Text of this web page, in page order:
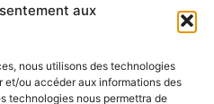
aux
nous utilisons des technologies
ou accéder aux informations des
technologies nous permettra de
naturel – simple
cellulaires – Activation de